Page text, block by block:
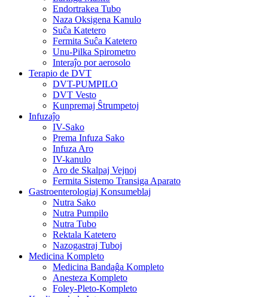
Endortrakea Tubo
Naza Oksigena Kanulo
Suĉa Katetero
Fermita Suĉa Katetero
Unu-Pilka Spirometro
Interaĵo por aerosolo
Terapio de DVT
DVT-PUMPILO
DVT Vesto
Kunpremaj Ŝtrumpetoj
Infuzaĵo
IV-Sako
Prema Infuza Sako
Infuza Aro
IV-kanulo
Aro de Skalpaj Vejnoj
Fermita Sistemo Transiga Aparato
Gastroenterologiaj Konsumeblaj
Nutra Sako
Nutra Pumpilo
Nutra Tubo
Rektala Katetero
Nazogastraj Tuboj
Medicina Kompleto
Medicina Bandaĝa Kompleto
Anesteza Kompleto
Foley-Pleto-Kompleto